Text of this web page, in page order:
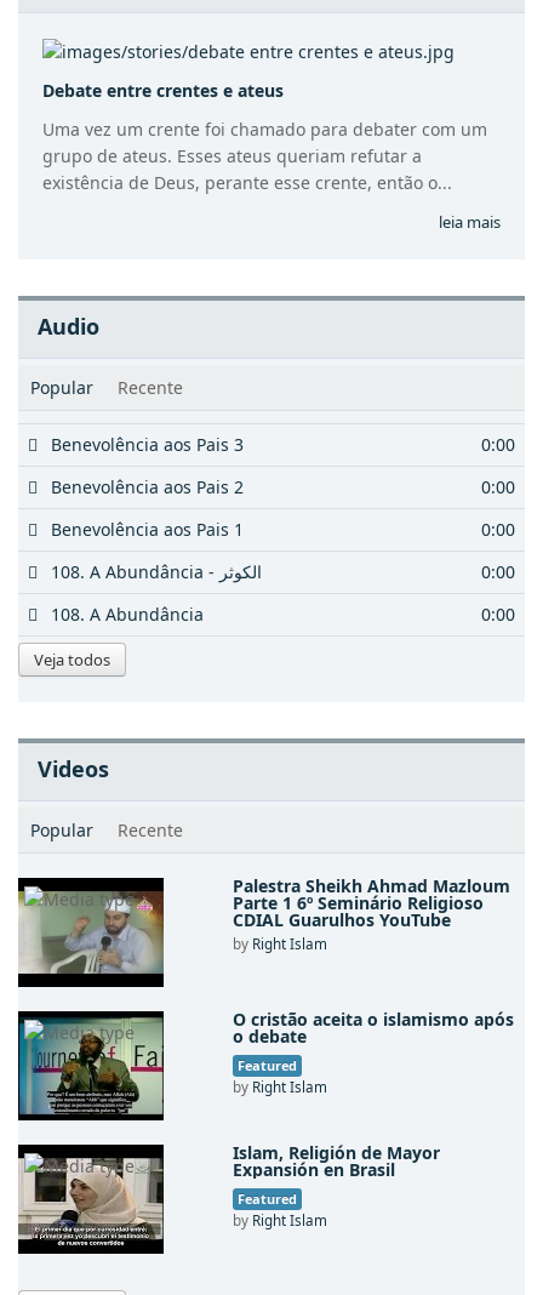
Debate entre crentes e ateus
Uma vez um crente foi chamado para debater com um
grupo de ateus. Esses ateus queriam refutar a
existência de Deus, perante esse crente, então o...
leia mais
Audio
Popular Recente
0:00
Benevolência aos Pais 3
0:00
Benevolência aos Pais 2
0:00
Benevolência aos Pais 1
0:00
108. A Abundância - الكوثر
0:00
108. A Abundância
Veja todos
Videos
Popular Recente
Palestra Sheikh Ahmad Mazloum
Parte 1 6º Seminário Religioso
CDIAL Guarulhos YouTube
by Right Islam
O cristão aceita o islamismo após
o debate
Featured
by Right Islam
Islam, Religión de Mayor
Expansión en Brasil
Featured
by Right Islam